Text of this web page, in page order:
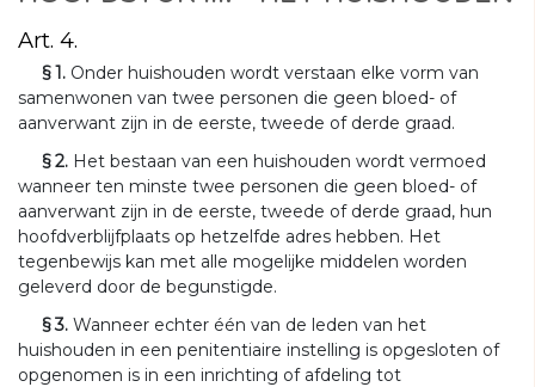
Art. 4.
§ 1. Onder huishouden wordt verstaan elke vorm van
samenwonen van twee personen die geen bloed- of
aanverwant zijn in de eerste, tweede of derde graad.
§ 2. Het bestaan van een huishouden wordt vermoed
wanneer ten minste twee personen die geen bloed- of
aanverwant zijn in de eerste, tweede of derde graad, hun
hoofdverblijfplaats op hetzelfde adres hebben. Het
tegenbewijs kan met alle mogelijke middelen worden
geleverd door de begunstigde.
§ 3. Wanneer echter één van de leden van het
huishouden in een penitentiaire instelling is opgesloten of
opgenomen is in een inrichting of afdeling tot